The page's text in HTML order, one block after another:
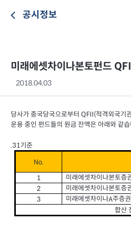
공시정보
미래에셋차이나본토펀드
2018.04.03
당사가 중국당국으로부터 QFII(적격외국기
운용 중인 펀드들의 원금 잔액은 아래와 같
.31기준
No.
1
미래에셋차이나본토증
2
미래에셋차이나본토증
3
미래에셋차이나A주증
합산